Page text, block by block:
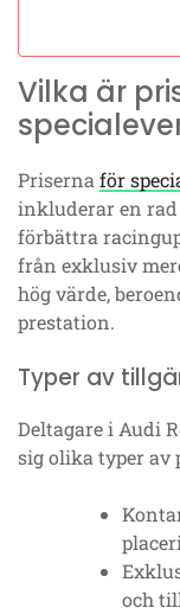
Vilka är
Prisernaför
inkluderar en
förbättra
från exklusiv
hög värde,
prestation.
Typer av
Deltagare i Audi
sig olika typer av
och